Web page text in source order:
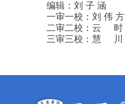
编辑：刘 子 涵
一审一校：刘 伟 方
二审二校：云 时
三审三校：慧 川